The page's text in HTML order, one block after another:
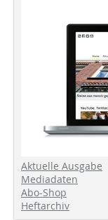
Aktuelle Ausgabe
Mediadaten
Abo-Shop
Heftarchiv